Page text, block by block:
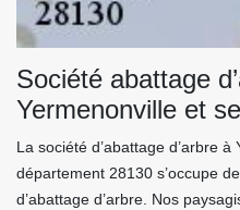
Société abattage
Yermenonville et
La société d’abattage d’arbre
département 28130 s’occupe
d’abattage d’arbre. Nos